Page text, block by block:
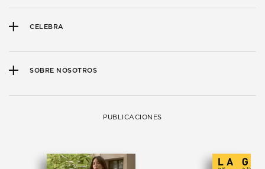
CELEBRA
SOBRE NOSOTROS
PUBLICACIONES